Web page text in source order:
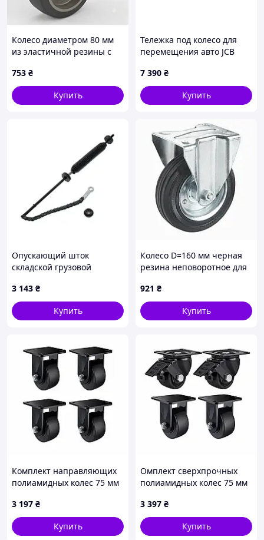
Колесо диаметром 80 мм
из эластичной резины с
средней прочности (180 кг)
753 ₴
Купить
Тележка под колесо для
перемещения авто JCB
7 390 ₴
Купить
Опускающий шток
складской грузовой
452049008
3 143 ₴
Купить
Колесо D=160 мм черная
резина неповоротное для
921 ₴
Купить
Комплект направляющих
полиамидных колес 75 мм
кг)
3 197 ₴
Купить
Омплект сверхпрочных
полиамидных колес 75 мм
тележек
3 397 ₴
Купить